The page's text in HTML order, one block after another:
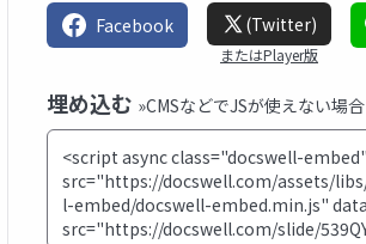
Facebook (Twitter)
またはPlayer版
埋め込む »CMSなどでJSが使えない場合